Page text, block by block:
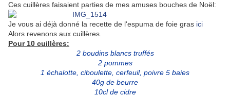
Ces cuillères faisaient parties de mes amuses bouches de Noël:
Je vous ai déjà donné la recette de l'espuma de foie gras ici
Alors revenons aux cuillères.
Pour 10 cuillères:
2 boudins blancs truffés
2 pommes
1 échalotte, ciboulette, cerfeuil, poivre 5 baies
40g de beurre
10cl de cidre